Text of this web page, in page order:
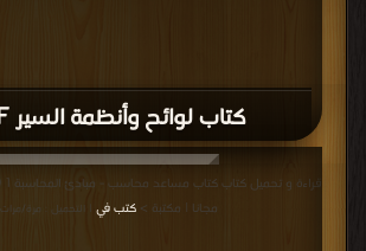
كتاب لوائح وأنظمة السير PDF
مجانا | مكتبة >كتب في | التحميل : مرة/مرات